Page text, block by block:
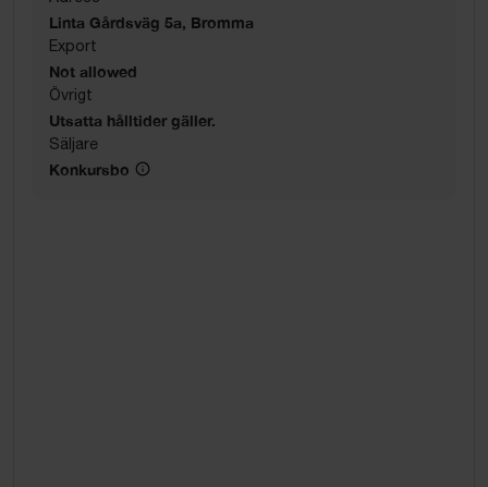
Linta Gårdsväg 5a, Bromma
Export
Not allowed
Övrigt
Utsatta hålltider gäller.
Säljare
Konkursbo